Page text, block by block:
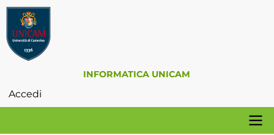
Salta
contenuto
principale
INFORMATICA UNICAM
Menu
profilo
Accedi